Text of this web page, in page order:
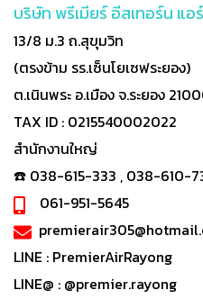
บริษัท พรีเมียร์ อีสเทอร์น แ
13/8 ม.3 ถ.สุขุมวิท
(ตรงข้าม รร.เซ็นโยเซฟระยอง)
ต.เนินพระ อ.เมือง จ.ระยอง
TAX ID : 0215540002022
สำนักงานใหญ่
☎️ 038-615-333 , 038-610-
061-951-5645
LINE : PremierAirRayong
LINE@ : @premier.rayong